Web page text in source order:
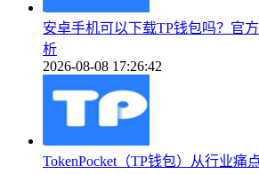
安卓手机可以下载TP钱包吗？官
析
2026-08-08 17:26:42
TokenPocket（TP钱包）从行业痛